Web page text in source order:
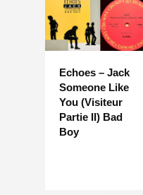
Echoes – Jack
Someone Like
You (Visiteur
Partie II) Bad
Boy